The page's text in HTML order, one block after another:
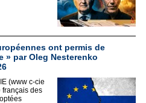
ont permis de
» par Oleg Nesterenko
(www c-cie
français des